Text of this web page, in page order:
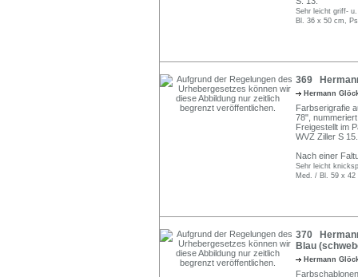
Sehr leicht griff-
Bl. 36 x 50 cm,
369
Hermann
Farbserigrafie
78",
Freigestellt im
WVZ Ziller S 15.
Nach einer
Sehr leicht
Med. / Bl. 59 x
370
Blau
Hermann